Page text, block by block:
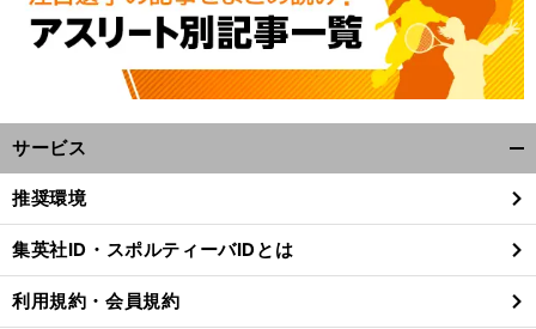
福
お
」
サービス
閉
る
推奨環境
集英社ID・スポルティーバIDとは
利用規約・会員規約